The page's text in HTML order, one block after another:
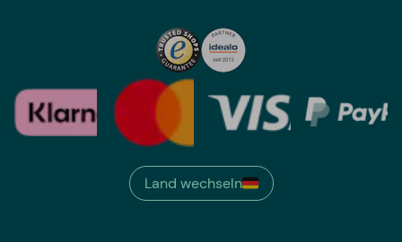
Land wechseln